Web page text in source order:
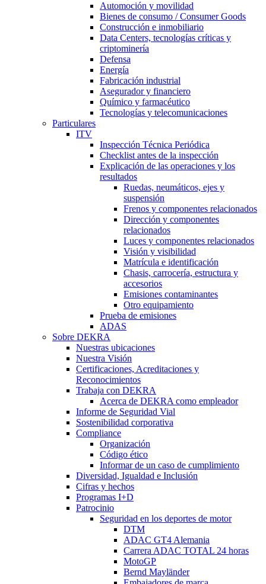
Automoción y movilidad
Bienes de consumo / Consumer Goods
Construcción e inmobiliario
Data Centers, tecnologías críticas y
criptominería
Defensa
Energía
Fabricación industrial
Asegurador y financiero
Químico y farmacéutico
Tecnologías y telecomunicaciones
Particulares
ITV
Inspección Técnica Periódica
Checklist antes de la inspección
Explicación de las operaciones y los
resultados
Ruedas, neumáticos, ejes y
suspensión
Frenos y componentes relacionados
Dirección y componentes
relacionados
Luces y componentes relacionados
Visión y visibilidad
Matrícula e identificación
Chasis, carrocería, estructura y
accesorios
Emisiones contaminantes
Otro equipamiento
Prueba de emisiones
ADAS
Sobre DEKRA
Nuestras ubicaciones
Nuestra Visión
Certificaciones, Acreditaciones y
Reconocimientos
Trabaja con DEKRA
Acerca de DEKRA como empleador
Informe de Seguridad Vial
Sostenibilidad corporativa
Compliance
Organización
Código ético
Informar de un caso de cumplimiento
Diversidad, Igualdad e Inclusión
Cifras y hechos
Programas I+D
Patrocinio
Seguridad en los deportes de motor
DTM
ADAC GT4 Alemania
Carrera ADAC TOTAL 24 horas
MotoGP
Bernd Mayländer